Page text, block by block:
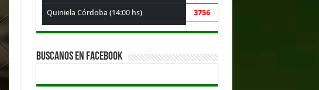
Quiniela Córdoba (14:00 hs) 3756
Quiniela Buenos Aires (14:00 hs) 1902
Quiniela de la Ciudad (14:00 hs)
BUSCANOS EN FACEBOOK